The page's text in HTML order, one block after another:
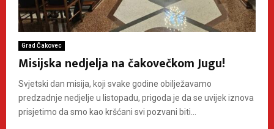
Grad Čakovec
Misijska nedjelja na čakovečkom Jugu!
Svjetski dan misija, koji svake godine obilježavamo
predzadnje nedjelje u listopadu, prigoda je da se uvijek iznova
prisjetimo da smo kao kršćani svi pozvani biti...